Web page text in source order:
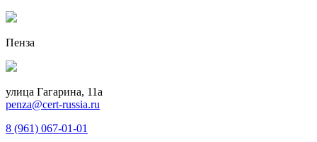
Пенза
улица Гагарина, 11а
penza@cert-russia.ru
8 (961) 067-01-01